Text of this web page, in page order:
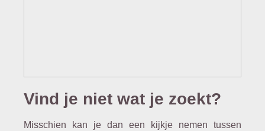
Vind je niet wat je zoekt?
Misschien kan je dan een kijkje nemen tussen